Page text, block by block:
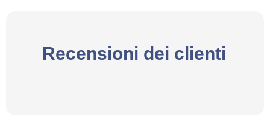
Recensioni dei clienti